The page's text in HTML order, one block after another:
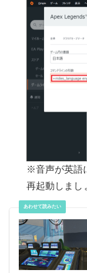
※音声が英語
再起動しまし